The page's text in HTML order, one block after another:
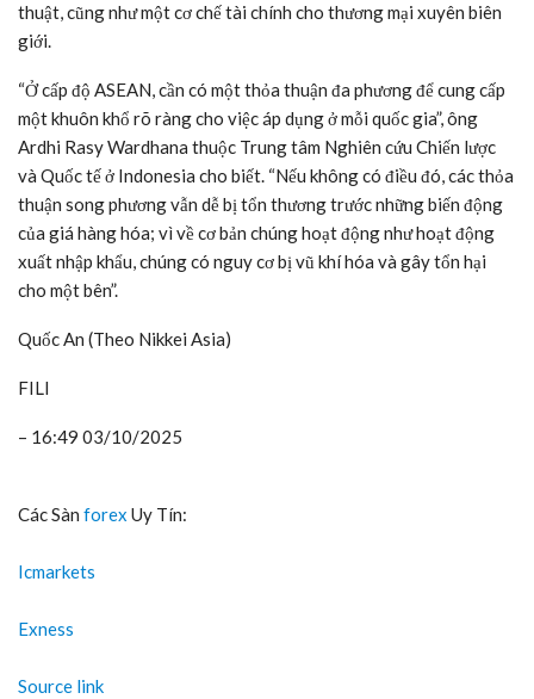
thuật, cũng như một cơ chế tài chính cho thương mại xuyên biên
giới.
“Ở cấp độ ASEAN, cần có một thỏa thuận đa phương để cung cấp
một khuôn khổ rõ ràng cho việc áp dụng ở mỗi quốc gia”, ông
Ardhi Rasy Wardhana thuộc Trung tâm Nghiên cứu Chiến lược
và Quốc tế ở Indonesia cho biết. “Nếu không có điều đó, các thỏa
thuận song phương vẫn dễ bị tổn thương trước những biến động
của giá hàng hóa; vì về cơ bản chúng hoạt động như hoạt động
xuất nhập khẩu, chúng có nguy cơ bị vũ khí hóa và gây tổn hại
cho một bên”.
Quốc An (Theo Nikkei Asia)
FILI
– 16:49 03/10/2025
Các Sàn forex Uy Tín:
Icmarkets
Exness
Source link